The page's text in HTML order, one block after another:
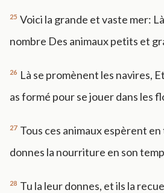
25 Voici la grande et vaste mer:
nombre Des animaux petits et
26 Là se promènent les navires,
as formé pour se jouer dans les
27 Tous ces animaux espèrent
donnes la nourriture en son
28 Tu la leur donnes, et ils la